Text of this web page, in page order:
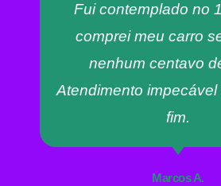
Fui contemplado no
comprei meu carro
nenhum centavo
Atendimento
fim.
Marcos A.